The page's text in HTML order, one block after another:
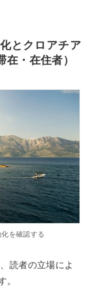
とクロアチア
・在住者）
を確認する
読者の立場によ
。